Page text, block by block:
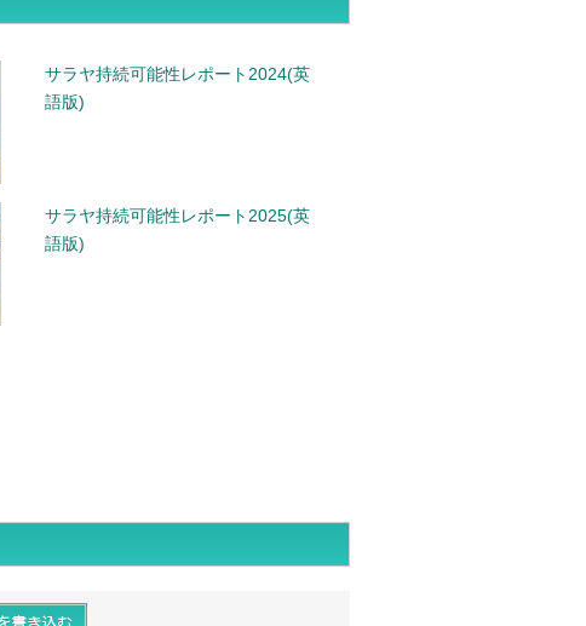
サラヤ持続可能性レポート2024(英
語版)
サラヤ持続可能性レポート2025(英
語版)